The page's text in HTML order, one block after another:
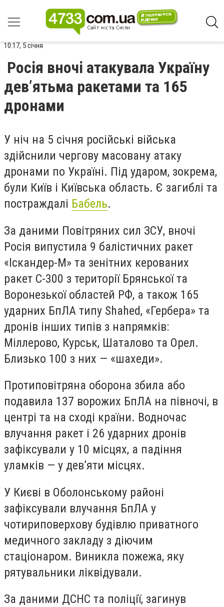
10:17, 5 січня
Росія вночі атакувала Україну
дев’ятьма ракетами та 165
дронами
У ніч на 5 січня російські війська
здійснили чергову масовану атаку
дронами по Україні. Під ударом, зокрема,
були Київ і Київська область. Є загиблі та
постраждалі Бабель.
За даними Повітряних сил ЗСУ, вночі
Росія випустила 9 балістичних ракет
«Іскандер-М» та зенітних керованих
ракет С-300 з території Брянської та
Воронезької областей РФ, а також 165
ударних БпЛА типу Shahed, «Гербера» та
дронів інших типів з напрямків:
Міллерово, Курськ, Шаталово та Орел.
Близько 100 з них — «шахеди».
Протиповітряна оборона збила або
подавила 137 ворожих БпЛА на півночі, в
центрі та на сході країни. Водночас
влучання ракет і 26 ударних дронів
зафіксували у 10 місцях, а падіння
уламків — у дев’яти місцях.
У Києві в Оболонському районі
зафіксували влучання БпЛА у
чотириповерхову будівлю приватного
медичного закладу з діючим
стаціонаром. Виникла пожежа, яку
рятувальники ліквідували.
За даними ДСНС та поліції, загинув